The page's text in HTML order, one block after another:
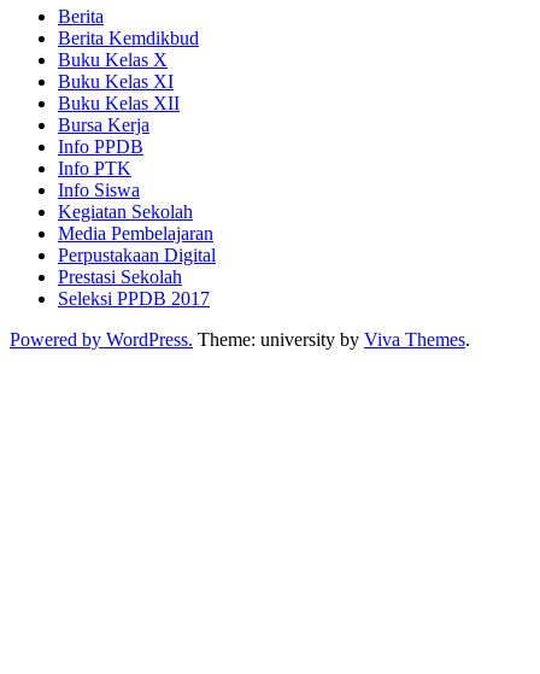
Berita
Berita Kemdikbud
Buku Kelas X
Buku Kelas XI
Buku Kelas XII
Bursa Kerja
Info PPDB
Info PTK
Info Siswa
Kegiatan Sekolah
Media Pembelajaran
Perpustakaan Digital
Prestasi Sekolah
Seleksi PPDB 2017
Powered by WordPress. Theme: university by Viva Themes.